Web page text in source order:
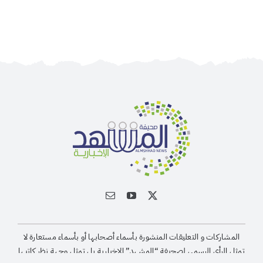
المشاركات و التعليقات المنشورة بأسماء أصحابها أو بأسماء مستعارة لا
تمثل الرأى الرسمى لصحيفة “المشهد” الإخبارية بل تمثل وجهة نظر كاتبها